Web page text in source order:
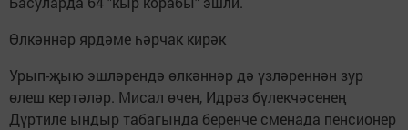
Өлкәннәр ярдәме һәрчак кирәк
Урып-җыю эшләрендә өлкәннәр дә үзләреннән зур
өлеш кертәләр. Мисал өчен, Идрәз бүлекчәсенең
Дүртиле ындыр табагында беренче сменада пенсионер